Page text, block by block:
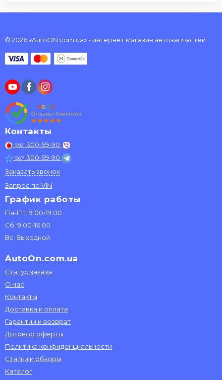
© 2026 «AutoON.com.ua» - интернет магазин автозапчастей
Контакты
(099) 300-59-90
(067) 300-59-90
Заказать звонок
Запрос по VIN
График работы
Пн-Пт: 9:00-19:00
Сб: 9:00-16:00
Вс: Выходной
AutoOn.com.ua
Статус заказа
О нас
Контакты
Доставка и оплата
Гарантии и возврат
Договор оферты
Политика конфиденциальности
Статьи и обзоры
Каталог